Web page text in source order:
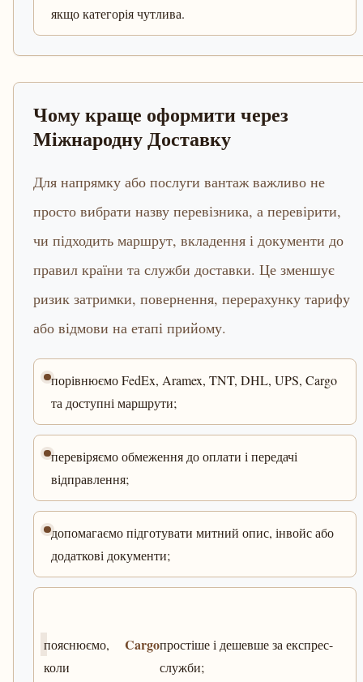
якщо категорія чутлива.
Чому краще оформити через
Міжнародну Доставку
Для напрямку або послуги вантаж важливо не
просто вибрати назву перевізника, а перевірити,
чи підходить маршрут, вкладення і документи до
правил країни та служби доставки. Це зменшує
ризик затримки, повернення, перерахунку тарифу
або відмови на етапі прийому.
порівнюємо FedEx, Aramex, TNT, DHL, UPS, Cargo
та доступні маршрути;
перевіряємо обмеження до оплати і передачі
відправлення;
допомагаємо підготувати митний опис, інвойс або
додаткові документи;
пояснюємо,
коли
Cargoпростіше і дешевше за експрес-
служби;